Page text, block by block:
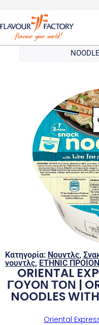
Νουντλς /
Κατηγορία: Νουντλς,
νουντλς, ETHNIC
ORIENTAL
ΓΟYOΝ ΤΟΝ |
NOODLES
Oriental